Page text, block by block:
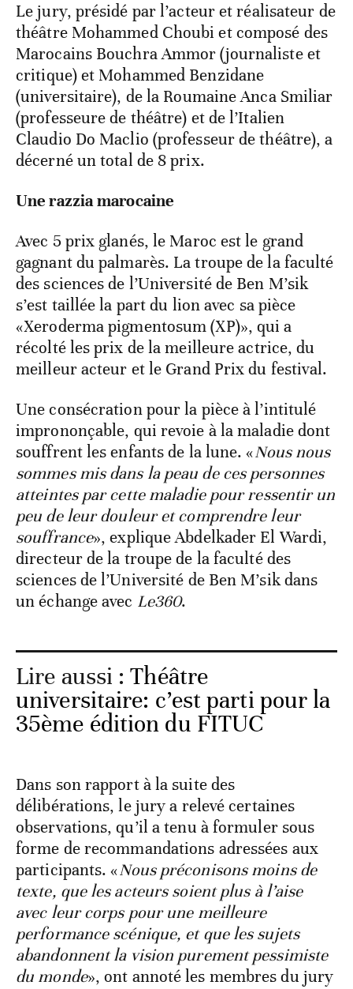
Le jury, présidé par l’acteur et réalisateur de
théâtre Mohammed Choubi et composé des
Marocains Bouchra Ammor (journaliste et
critique) et Mohammed Benzidane
(universitaire), de la Roumaine Anca Smiliar
(professeure de théâtre) et de l’Italien
Claudio Do Maclio (professeur de théâtre), a
décerné un total de 8 prix.
Une razzia marocaine
Avec 5 prix glanés, le Maroc est le grand
gagnant du palmarès. La troupe de la faculté
des sciences de l’Université de Ben M’sik
s’est taillée la part du lion avec sa pièce
«Xeroderma pigmentosum (XP)», qui a
récolté les prix de la meilleure actrice, du
meilleur acteur et le Grand Prix du festival.
Une consécration pour la pièce à l’intitulé
imprononçable, qui revoie à la maladie dont
souffrent les enfants de la lune. «Nous nous
sommes mis dans la peau de ces personnes
atteintes par cette maladie pour ressentir un
peu de leur douleur et comprendre leur
souffrance», explique Abdelkader El Wardi,
directeur de la troupe de la faculté des
sciences de l’Université de Ben M’sik dans
un échange avec Le360.
Lire aussi :Théâtre
universitaire: c’est parti pour la
35ème édition du FITUC
Dans son rapport à la suite des
délibérations, le jury a relevé certaines
observations, qu’il a tenu à formuler sous
forme de recommandations adressées aux
participants. «Nous préconisons moins de
texte, que les acteurs soient plus à l’aise
avec leur corps pour une meilleure
performance scénique, et que les sujets
abandonnent la vision purement pessimiste
du monde», ont annoté les membres du jury